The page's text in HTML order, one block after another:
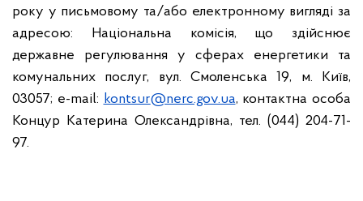
року у письмовому та/або електронному вигляді за
адресою: Національна комісія, що здійснює
державне регулювання у сферах енергетики та
комунальних послуг, вул. Смоленська 19, м. Київ,
03057; e-mail: kontsur@nerc.gov.ua, контактна особа
Концур Катерина Олександрівна, тел. (044) 204-71-
97.